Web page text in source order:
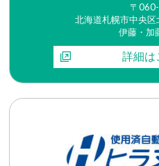
〒
北海道札幌市中央
伊藤・加
詳細は